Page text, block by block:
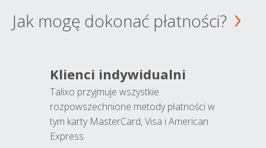
Jak mogę dokonać płatności?
Klienci indywidualni
Talixo przyjmuje wszystkie
rozpowszechnione metody płatności w
tym karty MasterCard, Visa i American
Express.